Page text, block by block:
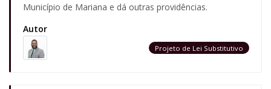
Município de Mariana e dá outras providências.
Autor
Projeto de Lei Substitutivo